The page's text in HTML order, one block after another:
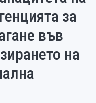
за
във
на